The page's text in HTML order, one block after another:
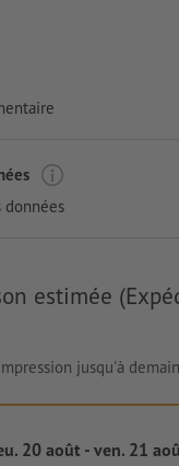
données
estimée
jusqu'à
20 août - ven. 21